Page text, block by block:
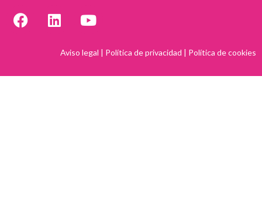
Aviso legal | Política de privacidad | Política de cookies